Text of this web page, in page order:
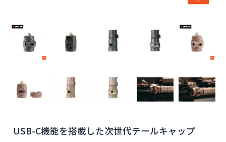
USB-C機能を搭載した次世代テールキャップ